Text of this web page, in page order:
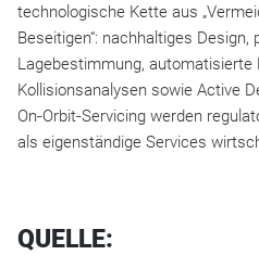
technologische Kette aus
Beseitigen“: nachhaltiges Design,
Lagebestimmung, automatisierte
Kollisionsanalysen sowie Active
On‑Orbit‑Servicing werden
als eigenständige Services
QUELLE: